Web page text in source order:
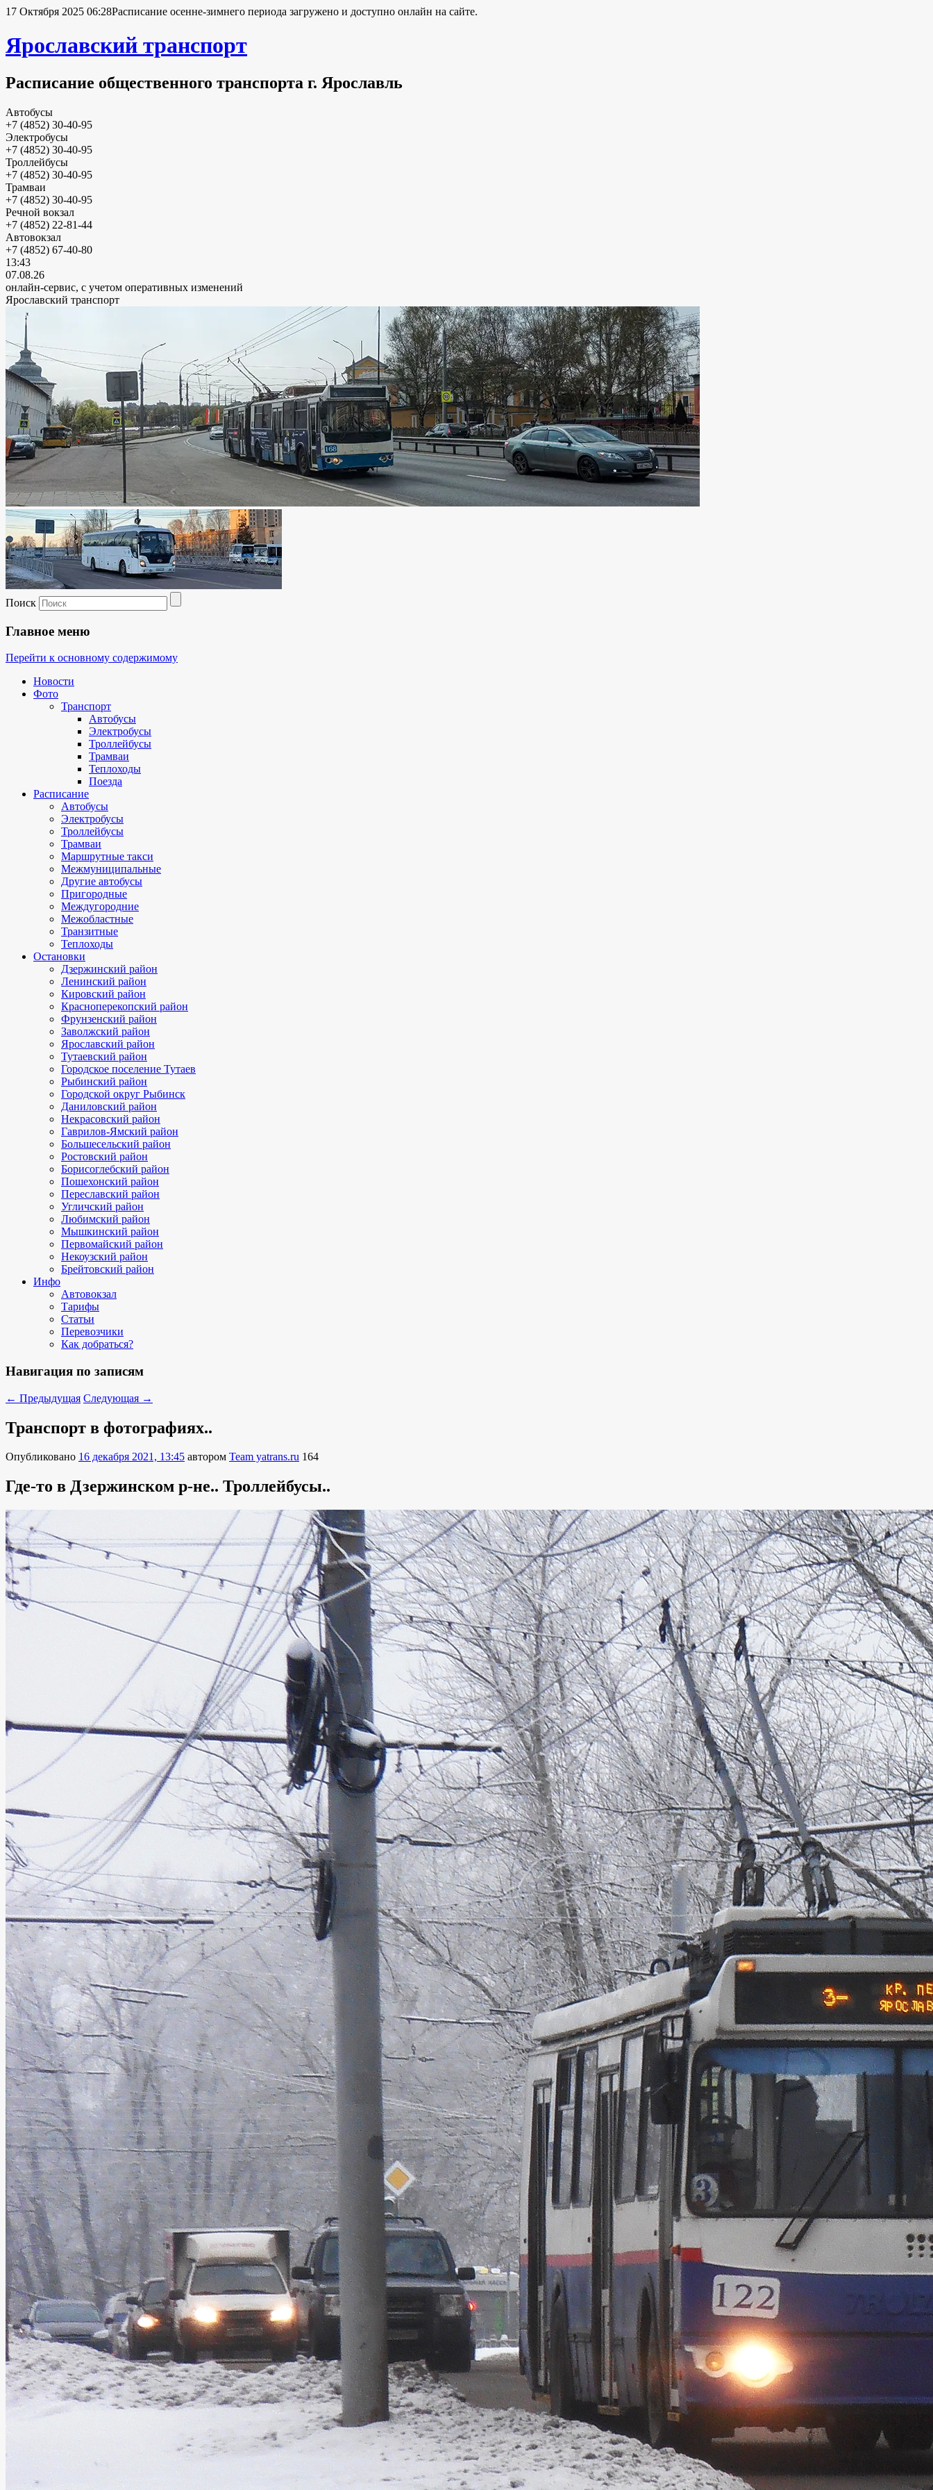
17 Октября 2025 06:28Расписание осенне-зимнего периода загружено и доступно онлайн на сайте.
Ярославский транспорт
Расписание общественного транспорта г. Ярославль
Автобусы
+7 (4852) 30-40-95
Электробусы
+7 (4852) 30-40-95
Троллейбусы
+7 (4852) 30-40-95
Трамваи
+7 (4852) 30-40-95
Речной вокзал
+7 (4852) 22-81-44
Автовокзал
+7 (4852) 67-40-80
13:43
07.08.26
онлайн-сервис, с учетом оперативных изменений
Ярославский транспорт
Поиск
Главное меню
Перейти к основному содержимому
Новости
Фото
Транспорт
Автобусы
Электробусы
Троллейбусы
Трамваи
Теплоходы
Поезда
Расписание
Автобусы
Электробусы
Троллейбусы
Трамваи
Маршрутные такси
Межмуниципальные
Другие автобусы
Пригородные
Междугородние
Межобластные
Транзитные
Теплоходы
Остановки
Дзержинский район
Ленинский район
Кировский район
Красноперекопский район
Фрунзенский район
Заволжский район
Ярославский район
Тутаевский район
Городское поселение Тутаев
Рыбинский район
Городской округ Рыбинск
Даниловский район
Некрасовский район
Гаврилов-Ямский район
Большесельский район
Ростовский район
Борисоглебский район
Пошехонский район
Переславский район
Угличский район
Любимский район
Мышкинский район
Первомайский район
Некоузский район
Брейтовский район
Инфо
Автовокзал
Тарифы
Статьи
Перевозчики
Как добраться?
Навигация по записям
← Предыдущая Следующая →
Транспорт в фотографиях..
Опубликовано 16 декабря 2021, 13:45 автором Team yatrans.ru 164
Где-то в Дзержинском р-не.. Троллейбусы..